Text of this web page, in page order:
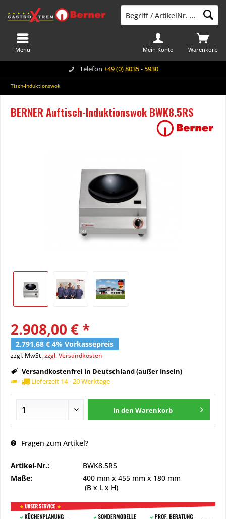
Telefon +49 (0) 8035 - 5930
Warenkorb
Mein Konto
Menü
Tisch-Induktionswok
BERNER Auftisch-Induktionswok BWK8.5RS
2.908,00 € *
2.791,68 € 4% Vorkassepreis
zzgl. MwSt.zzgl. Versandkosten
Versandkostenfrei in Deutschland (außer Inseln)
Lieferzeit 14 - 20 Werktage
In den Warenkorb
Fragen zum Artikel?
Artikel-Nr.:
BWK8.5RS
Maße:
400 mm x 455 mm x 180 mm
(B x L x H)